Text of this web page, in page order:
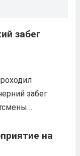
забег
забег
и заняли
место —
на